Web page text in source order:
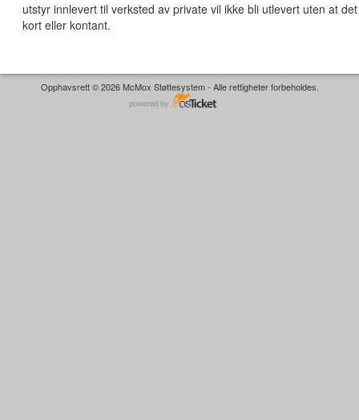
utstyr innlevert til verksted av private vil ikke bli utlevert uten at
kort eller kontant.
Opphavsrett © 2026 McMox Støttesystem - Alle rettigheter forbeholdes.